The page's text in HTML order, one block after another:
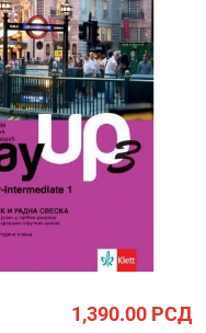
1,390.00РСД